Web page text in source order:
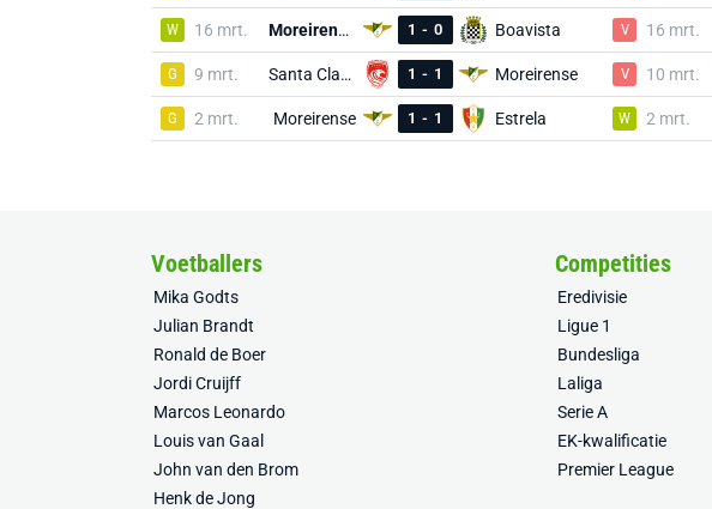
W 16 mrt. Moreirense 1 - 0 Boavista
G 9 mrt. Santa Clara 1 - 1 Moreirense
G 2 mrt. Moreirense 1 - 1 Estrela
V 16 mrt.
V 10 mrt.
W 2 mrt.
Voetballers
Mika Godts
Julian Brandt
Ronald de Boer
Jordi Cruijff
Marcos Leonardo
Louis van Gaal
John van den Brom
Henk de Jong
Competities
Eredivisie
Ligue 1
Bundesliga
Laliga
Serie A
EK-kwalificatie
Premier League